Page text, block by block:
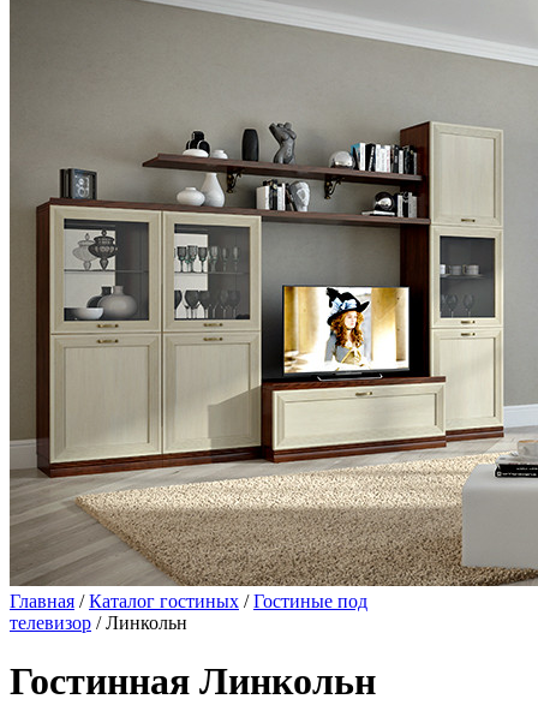
Главная /Каталог гостиных /Гостиные под
телевизор / Линкольн
Гостинная Линкольн